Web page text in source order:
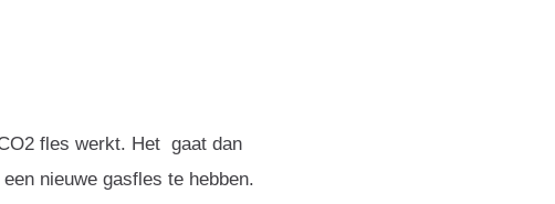
fles werkt. Het gaat dan
nieuwe gasfles te hebben.